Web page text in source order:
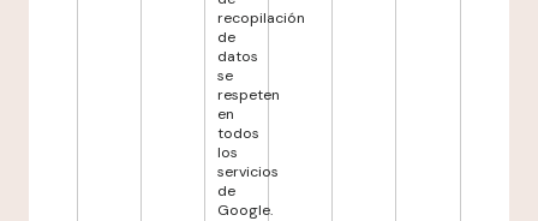
recopilación
de
datos
se
respeten
en
todos
los
servicios
de
Google.